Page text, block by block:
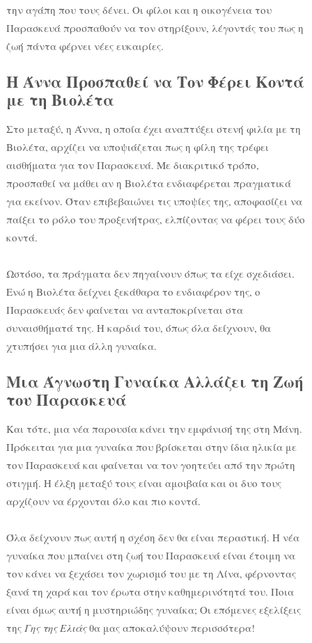
την αγάπη που τους δένει. Οι φίλοι και η οικογένεια του
Παρασκευά προσπαθούν να τον στηρίξουν, λέγοντάς του πως η
ζωή πάντα φέρνει νέες ευκαιρίες.
Η Άννα Προσπαθεί να Τον Φέρει Κοντά
με τη Βιολέτα
Στο μεταξύ, η Άννα, η οποία έχει αναπτύξει στενή φιλία με τη
Βιολέτα, αρχίζει να υποψιάζεται πως η φίλη της τρέφει
αισθήματα για τον Παρασκευά. Με διακριτικό τρόπο,
προσπαθεί να μάθει αν η Βιολέτα ενδιαφέρεται πραγματικά
για εκείνον. Όταν επιβεβαιώνει τις υποψίες της, αποφασίζει να
παίξει το ρόλο του προξενήτρας, ελπίζοντας να φέρει τους δύο
κοντά.
Ωστόσο, τα πράγματα δεν πηγαίνουν όπως τα είχε σχεδιάσει.
Ενώ η Βιολέτα δείχνει ξεκάθαρα το ενδιαφέρον της, ο
Παρασκευάς δεν φαίνεται να ανταποκρίνεται στα
συναισθήματά της. Η καρδιά του, όπως όλα δείχνουν, θα
χτυπήσει για μια άλλη γυναίκα.
Μια Άγνωστη Γυναίκα Αλλάζει τη Ζωή
του Παρασκευά
Και τότε, μια νέα παρουσία κάνει την εμφάνισή της στη Μάνη.
Πρόκειται για μια γυναίκα που βρίσκεται στην ίδια ηλικία με
τον Παρασκευά και φαίνεται να τον γοητεύει από την πρώτη
στιγμή. Η έλξη μεταξύ τους είναι αμοιβαία και οι δυο τους
αρχίζουν να έρχονται όλο και πιο κοντά.
Όλα δείχνουν πως αυτή η σχέση δεν θα είναι περαστική. Η νέα
γυναίκα που μπαίνει στη ζωή του Παρασκευά είναι έτοιμη να
τον κάνει να ξεχάσει τον χωρισμό του με τη Λίνα, φέρνοντας
ξανά τη χαρά και τον έρωτα στην καθημερινότητά του. Ποια
είναι όμως αυτή η μυστηριώδης γυναίκα; Οι επόμενες εξελίξεις
της Γης της Ελιάςθα μας αποκαλύψουν περισσότερα!